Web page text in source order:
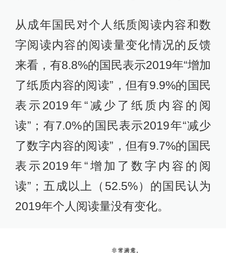
从成年国民对个人纸质阅读内容和数
字阅读内容的阅读量变化情况的反馈
来看，有8.8%的国民表示2019年“增加
了纸质内容的阅读”，但有9.9%的国民
表示2019年“减少了纸质内容的阅
读”；有7.0%的国民表示2019年“减少
了数字内容的阅读”，但有9.7%的国民
表示2019年“增加了数字内容的阅
读”；五成以上（52.5%）的国民认为
2019年个人阅读量没有变化。